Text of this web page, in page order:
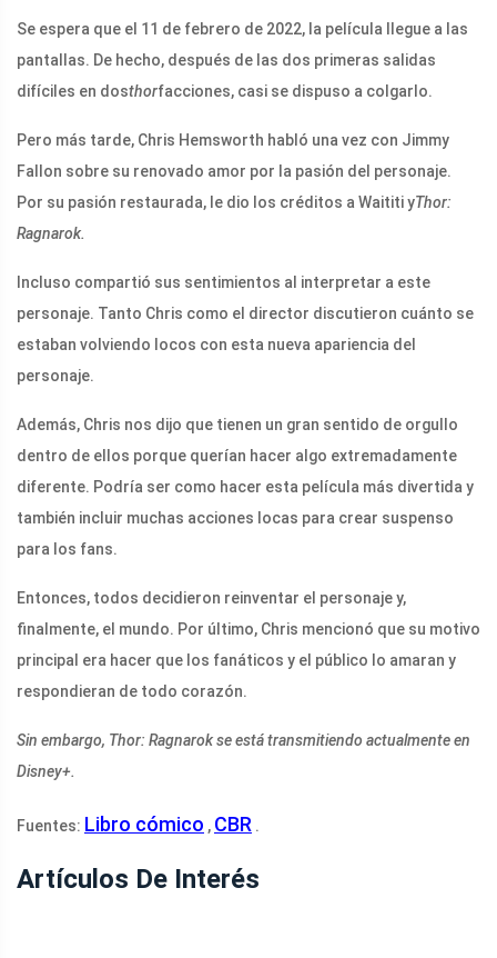
Se espera que el 11 de febrero de 2022, la película llegue a las
pantallas. De hecho, después de las dos primeras salidas
difíciles en dosthorfacciones, casi se dispuso a colgarlo.
Pero más tarde, Chris Hemsworth habló una vez con Jimmy
Fallon sobre su renovado amor por la pasión del personaje.
Por su pasión restaurada, le dio los créditos a Waititi yThor:
Ragnarok.
Incluso compartió sus sentimientos al interpretar a este
personaje. Tanto Chris como el director discutieron cuánto se
estaban volviendo locos con esta nueva apariencia del
personaje.
Además, Chris nos dijo que tienen un gran sentido de orgullo
dentro de ellos porque querían hacer algo extremadamente
diferente. Podría ser como hacer esta película más divertida y
también incluir muchas acciones locas para crear suspenso
para los fans.
Entonces, todos decidieron reinventar el personaje y,
finalmente, el mundo. Por último, Chris mencionó que su motivo
principal era hacer que los fanáticos y el público lo amaran y
respondieran de todo corazón.
Sin embargo, Thor: Ragnarok se está transmitiendo actualmente en
Disney+.
Fuentes: Libro cómico , CBR .
Artículos De Interés